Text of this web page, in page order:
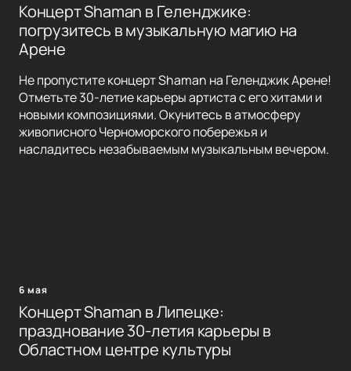
Концерт Shaman в Геленджике:
погрузитесь в музыкальную магию на
Арене
Не пропустите концерт Shaman на Геленджик Арене!
Отметьте 30-летие карьеры артиста с его хитами и
новыми композициями. Окунитесь в атмосферу
живописного Черноморского побережья и
насладитесь незабываемым музыкальным вечером.
6 мая
Концерт Shaman в Липецке:
празднование 30-летия карьеры в
Областном центре культуры